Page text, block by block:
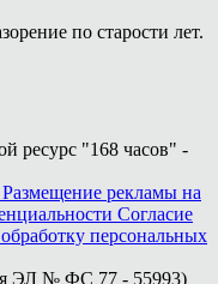
по старости лет.
ресурс "168 часов" -
Размещение рекламы на
Согласие
персональных
ЭЛ № ФС 77 - 55993)